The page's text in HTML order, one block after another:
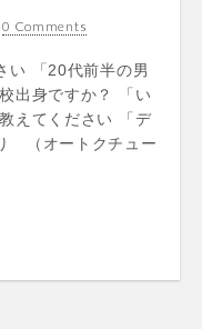
0 Comments
い 「20代前半の男
出身ですか？ 「い
えてください 「デ
（オートクチュー